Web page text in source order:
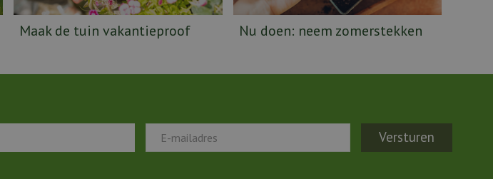
Maak de tuin vakantieproof Nu doen: neem zomerstekken